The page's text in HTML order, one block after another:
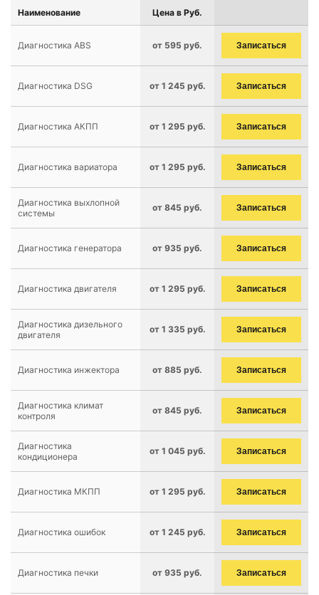
Наименование Цена в Руб.
Диагностика ABS от 595 руб. Записаться
Диагностика DSG от 1 245 руб. Записаться
Диагностика АКПП от 1 295 руб. Записаться
Диагностика вариатора от 1 295 руб. Записаться
Диагностика выхлопной
системы
от 845 руб. Записаться
Диагностика генератора от 935 руб. Записаться
Диагностика двигателя от 1 295 руб. Записаться
Диагностика дизельного
двигателя
от 1 335 руб. Записаться
Диагностика инжектора от 885 руб. Записаться
Диагностика климат
контроля
от 845 руб. Записаться
Диагностика
кондиционера
от 1 045 руб. Записаться
Диагностика МКПП от 1 295 руб. Записаться
Диагностика ошибок от 1 245 руб. Записаться
Диагностика печки от 935 руб. Записаться